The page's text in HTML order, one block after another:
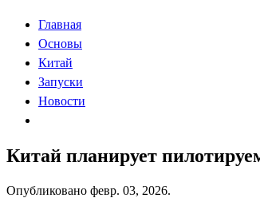
Главная
Основы
Китай
Запуски
Новости
Китай планирует
Опубликовано февр. 03, 2026.